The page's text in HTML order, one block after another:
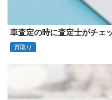
車査定の時に査定士がチェ
買取り